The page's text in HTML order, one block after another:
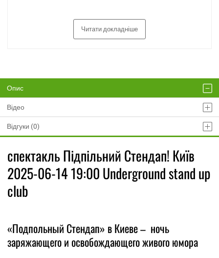
Читати докладніше
Опис
Відео
Відгуки (0)
спектакль Підпільний Стендап! Київ
2025-06-14 19:00 Underground stand up
club
«Подпольный Стендап» в Киеве – ночь
заряжающего и освобождающего живого юмора